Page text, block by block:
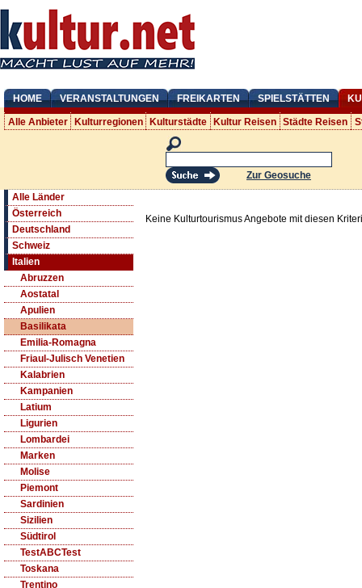
HOME VERANSTALTUNGEN FREIKARTEN SPIELSTÄTTEN
Alle Anbieter Kulturregionen Kulturstädte Kultur Reisen Städte Reisen
Zur Geosuche
Alle Länder
Österreich
Deutschland
Schweiz
Italien
Abruzzen
Aostatal
Apulien
Basilikata
Emilia-Romagna
Friaul-Julisch Venetien
Kalabrien
Kampanien
Latium
Ligurien
Lombardei
Marken
Molise
Piemont
Sardinien
Sizilien
Südtirol
TestABCTest
Toskana
Trentino
Keine Kulturtourismus Angebote mit diesen